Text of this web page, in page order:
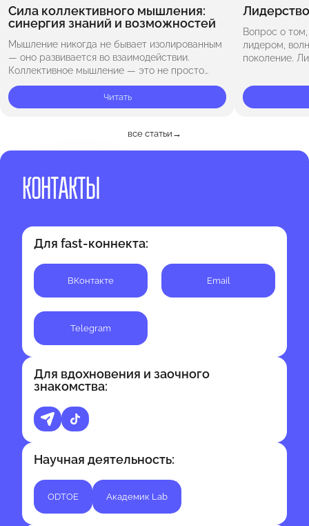
Сила коллективного мышления:
синергия знаний и возможностей
Мышление никогда не бывает изолированным
— оно развивается во взаимодействии.
Коллективное мышление — это не просто
сумма отдельных точек зрения, а единый
поток идей, энергии и осознания, где каждый
участник…
Читать
Вопрос о
лидером,
поколение.
столько дар,
все статьи →
КОНТАКТЫ
Для fast-коннекта:
BКонтакте Email
Telegram
Для вдохновения и заочного
знакомства:
Научная деятельность:
ODTOE Академик Lab